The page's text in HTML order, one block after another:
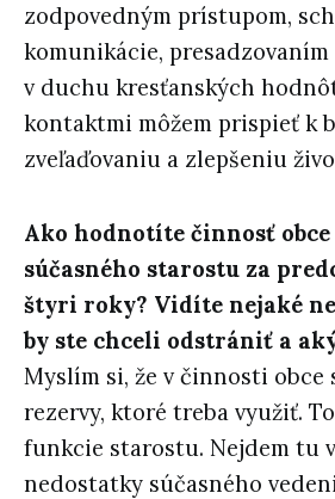
zodpovedným prístupom,
komunikácie,
v duchu kresťanských
kontaktmi môžem prispieť k
zveľaďovaniu a zlepšeniu
Ako hodnotíte činnosť obce
súčasného starostu za
štyri roky? Vidíte nejaké
by ste chceli odstrániť a
Myslím si, že v činnosti obce
rezervy, ktoré treba využiť.
funkcie starostu. Nejdem tu
nedostatky súčasného